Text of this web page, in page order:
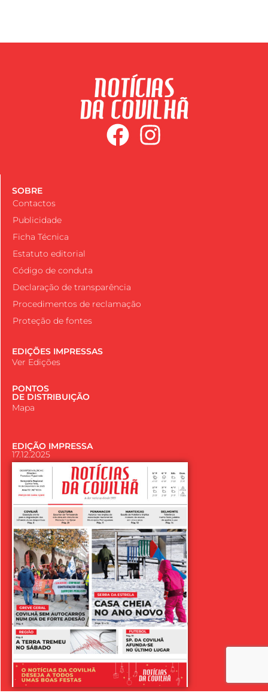
SOBRE
Contactos
Publicidade
Ficha Técnica
Estatuto editorial
Código de conduta
Declaração de transparência
Procedimentos de reclamação
Proteção de fontes
EDIÇÕES IMPRESSAS
Ver Edições
PONTOS
DE DISTRIBUIÇÃO
Mapa
EDIÇÃO IMPRESSA
17.12.2025